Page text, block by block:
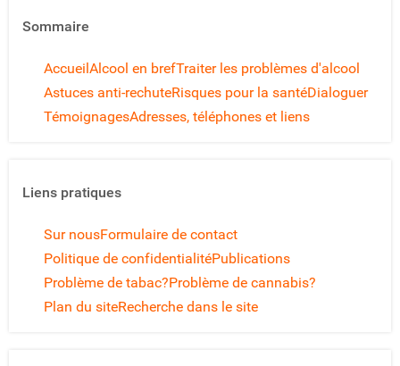
Sommaire
AccueilAlcool en brefTraiter les problèmes d'alcool
Astuces anti-rechuteRisques pour la santéDialoguer
TémoignagesAdresses, téléphones et liens
Liens pratiques
Sur nousFormulaire de contact
Politique de confidentialitéPublications
Problème de tabac?Problème de cannabis?
Plan du siteRecherche dans le site